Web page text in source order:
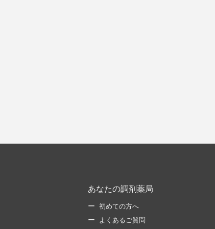
あなたの調剤薬局
初めての方へ
よくあるご質問